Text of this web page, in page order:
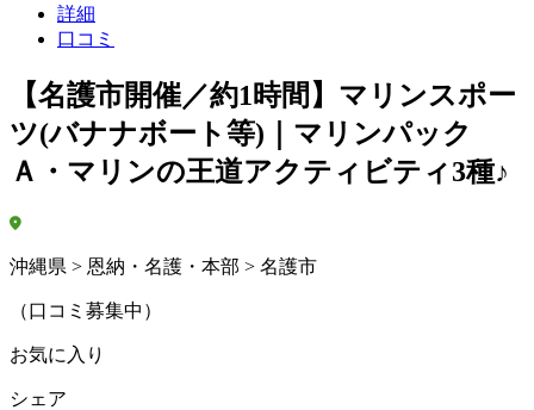
詳細
口コミ
【名護市開催／約1時間】マリンスポー
ツ(バナナボート等)｜マリンパック
Ａ・マリンの王道アクティビティ3種♪
沖縄県 > 恩納・名護・本部 > 名護市
（口コミ募集中）
お気に入り
シェア